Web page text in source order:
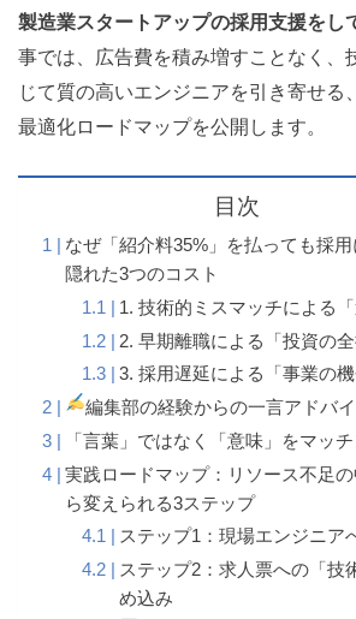
製造業スタートアップの採用支援をし
事では、広告費を積み増すことなく、
じて質の高いエンジニアを引き寄せる
最適化ロードマップを公開します。
目次
なぜ「紹介料35%」を払っても採
隠れた3つのコスト
1. 技術的ミスマッチによる「
2. 早期離職による「投資の全
3. 採用遅延による「事業の機
編集部の経験からの一言アドバ
「言葉」ではなく「意味」をマッ
実践ロードマップ：リソース不足
ら変えられる3ステップ
ステップ1：現場エンジニア
ステップ2：求人票への「技
め込み